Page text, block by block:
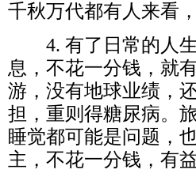
千秋万代都有人来看
4. 有了日常的人
息，不花一分钱，就
游，没有地球业绩，
担，重则得糖尿病。
睡觉都可能是问题，
主，不花一分钱，有